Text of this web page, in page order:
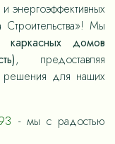
энергоэффективных
Мы
каркасных домов
, предоставляя
решения для наших
- мы с радостью